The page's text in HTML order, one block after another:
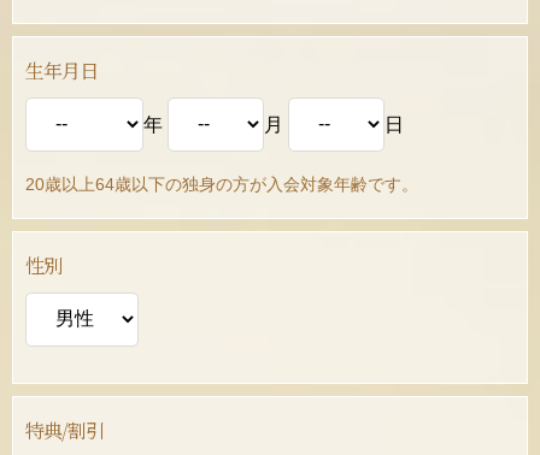
生年月日
年 月 日
20歳以上64歳以下の独身の方が入会対象年齢です。
性別
特典/割引